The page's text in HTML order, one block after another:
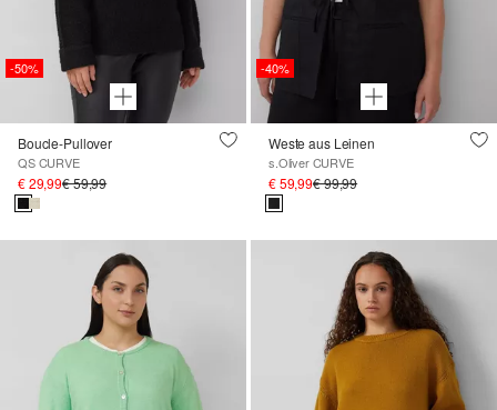
-50%
Boucle-Pullover
QS CURVE
€ 29,99€ 59,99
-40%
Weste aus Leinen
s.Oliver CURVE
€ 59,99€ 99,99